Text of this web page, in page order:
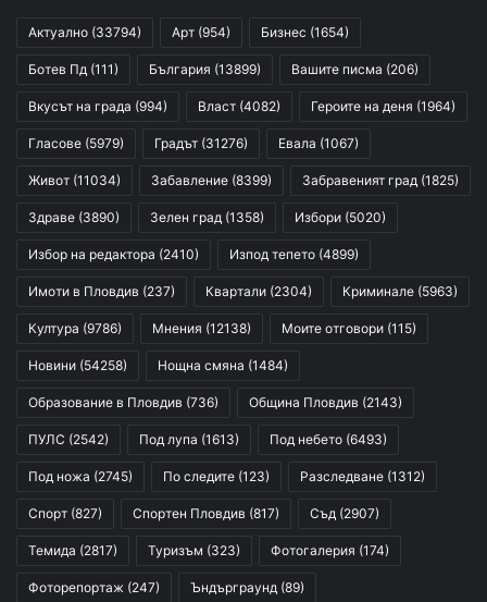
Актуално (33794) Арт (954) Бизнес (1654)
Ботев Пд (111) България (13899) Вашите писма (206)
Вкусът на града (994) Власт (4082) Героите на деня (1964)
Гласове (5979) Градът (31276) Евала (1067)
Живот (11034) Забавление (8399) Забравеният град (1825)
Здраве (3890) Зелен град (1358) Избори (5020)
Избор на редактора (2410) Изпод тепето (4899)
Имоти в Пловдив (237) Квартали (2304) Криминале (5963)
Култура (9786) Мнения (12138) Моите отговори (115)
Новини (54258) Нощна смяна (1484)
Образование в Пловдив (736) Община Пловдив (2143)
ПУЛС (2542) Под лупа (1613) Под небето (6493)
Под ножа (2745) По следите (123) Разследване (1312)
Спорт (827) Спортен Пловдив (817) Съд (2907)
Темида (2817) Туризъм (323) Фотогалерия (174)
Фоторепортаж (247) Ъндърграунд (89)